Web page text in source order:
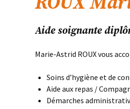
Aide soignante
Marie-Astrid ROUX vous
Soins d’hygiène et de
Aide aux repas /
Démarches